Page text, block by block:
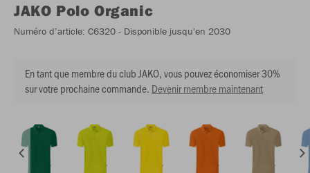
JAKO Polo Organic
Numéro d’article: C6320 - Disponible jusqu'en 2030
En tant que membre du club JAKO, vous pouvez économiser 30%
sur votre prochaine commande. Devenir membre maintenant